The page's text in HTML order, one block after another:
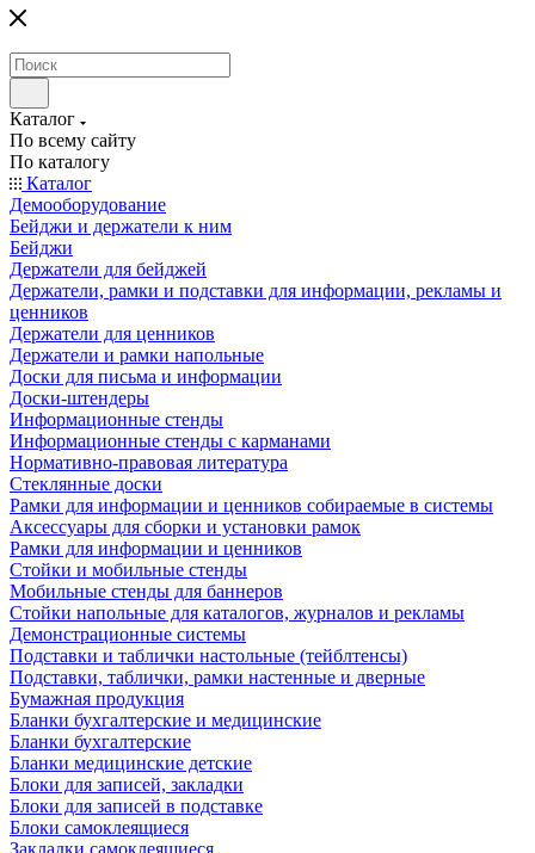
Каталог
По всему сайту
По каталогу
Каталог
Демооборудование
Бейджи и держатели к ним
Бейджи
Держатели для бейджей
Держатели, рамки и подставки для информации, рекламы и
ценников
Держатели для ценников
Держатели и рамки напольные
Доски для письма и информации
Доски-штендеры
Информационные стенды
Информационные стенды с карманами
Нормативно-правовая литература
Стеклянные доски
Рамки для информации и ценников собираемые в системы
Аксессуары для сборки и установки рамок
Рамки для информации и ценников
Стойки и мобильные стенды
Мобильные стенды для баннеров
Стойки напольные для каталогов, журналов и рекламы
Демонстрационные системы
Подставки и таблички настольные (тейблтенсы)
Подставки, таблички, рамки настенные и дверные
Бумажная продукция
Бланки бухгалтерские и медицинские
Бланки бухгалтерские
Бланки медицинские детские
Блоки для записей, закладки
Блоки для записей в подставке
Блоки самоклеящиеся
Закладки самоклеящиеся